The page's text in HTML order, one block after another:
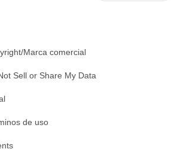
Marca comercial
Sell or Share My Data
de uso